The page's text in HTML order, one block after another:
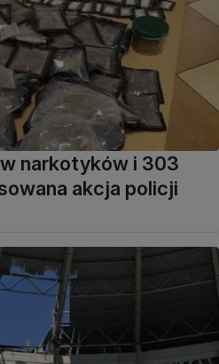
narkotyków i 303
akcja policji